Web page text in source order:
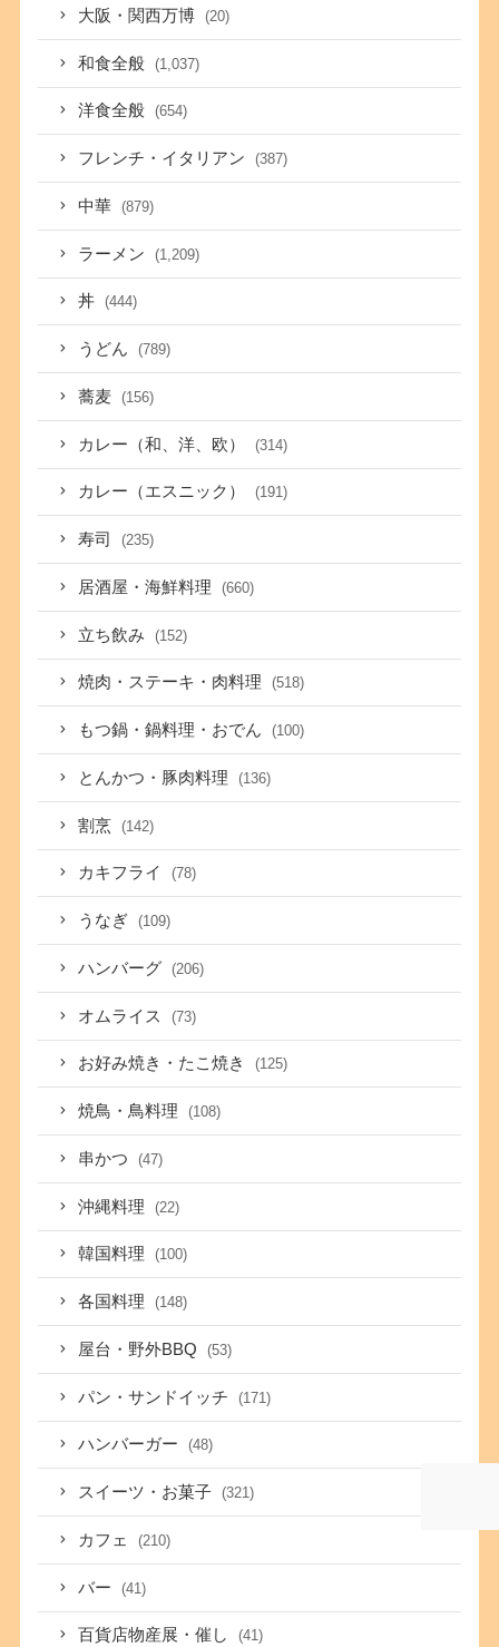
大阪・関西万博 (20)
和食全般 (1,037)
洋食全般 (654)
フレンチ・イタリアン (387)
中華 (879)
ラーメン (1,209)
丼 (444)
うどん (789)
蕎麦 (156)
カレー（和、洋、欧） (314)
カレー（エスニック） (191)
寿司 (235)
居酒屋・海鮮料理 (660)
立ち飲み (152)
焼肉・ステーキ・肉料理 (518)
もつ鍋・鍋料理・おでん (100)
とんかつ・豚肉料理 (136)
割烹 (142)
カキフライ (78)
うなぎ (109)
ハンバーグ (206)
オムライス (73)
お好み焼き・たこ焼き (125)
焼鳥・鳥料理 (108)
串かつ (47)
沖縄料理 (22)
韓国料理 (100)
各国料理 (148)
屋台・野外BBQ (53)
パン・サンドイッチ (171)
ハンバーガー (48)
スイーツ・お菓子 (321)
カフェ (210)
バー (41)
百貨店物産展・催し (41)